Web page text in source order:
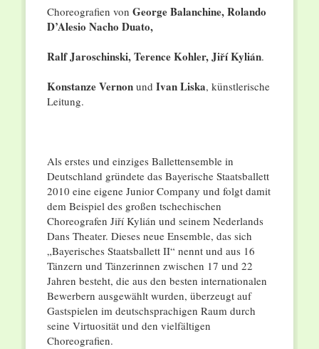
Choreografien von George Balanchine, Rolando
D’Alesio Nacho Duato,
Ralf Jaroschinski, Terence Kohler, Jiří Kylián.
Konstanze Vernonund Ivan Liska, künstlerische
Leitung.
Als erstes und einziges Ballettensemble in
Deutschland gründete das Bayerische Staatsballett
2010 eine eigene Junior Company und folgt damit
dem Beispiel des großen tschechischen
Choreografen Jiří Kylián und seinem Nederlands
Dans Theater. Dieses neue Ensemble, das sich
„Bayerisches Staatsballett II“ nennt und aus 16
Tänzern und Tänzerinnen zwischen 17 und 22
Jahren besteht, die aus den besten internationalen
Bewerbern ausgewählt wurden, überzeugt auf
Gastspielen im deutschsprachigen Raum durch
seine Virtuosität und den vielfältigen
Choreografien.